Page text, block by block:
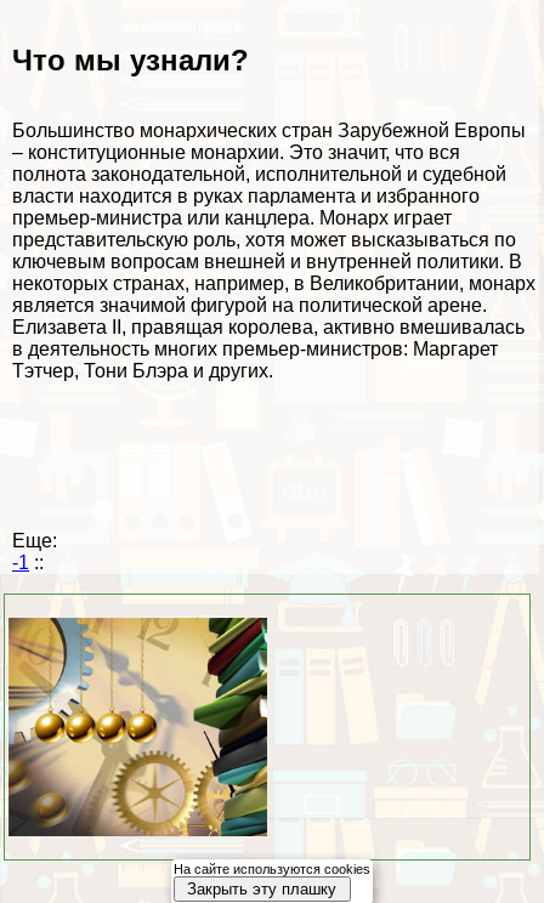
Что мы узнали?
Большинство монархических стран Зарубежной Европы
– конституционные монархии. Это значит, что вся
полнота законодательной, исполнительной и судебной
власти находится в руках парламента и избранного
премьер-министра или канцлера. Монарх играет
представительскую роль, хотя может высказываться по
ключевым вопросам внешней и внутренней политики. В
некоторых странах, например, в Великобритании, монарх
является значимой фигурой на политической арене.
Елизавета II, правящая королева, активно вмешивалась
в деятельность многих премьер-министров: Маргарет
Тэтчер, Тони Блэра и других.
Еще:
-1 ::
На сайте используются cookies
Закрыть эту плашку